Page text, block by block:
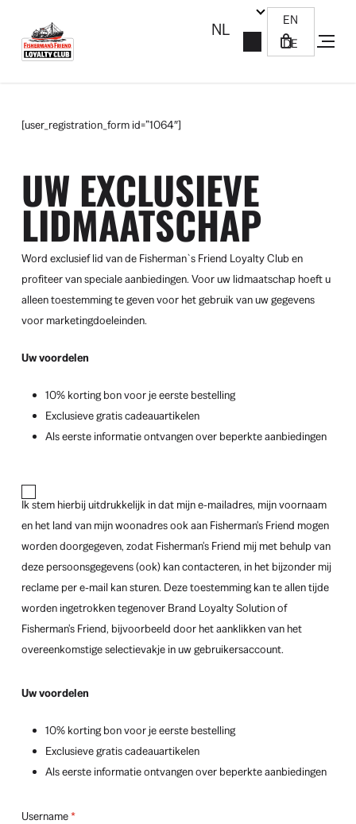
hoofdinhoud
menu
Winkelwagen
sluiten
[user_registration_form id=”1064″]
UW EXCLUSIEVE
LIDMAATSCHAP
Word exclusief lid van de Fisherman`s Friend Loyalty Club en
profiteer van speciale aanbiedingen. Voor uw lidmaatschap hoeft u
alleen toestemming te geven voor het gebruik van uw gegevens
voor marketingdoeleinden.
Uw voordelen
10% korting bon voor je eerste bestelling
Exclusieve gratis cadeauartikelen
Als eerste informatie ontvangen over beperkte aanbiedingen
Ik stem hierbij uitdrukkelijk in dat mijn e-mailadres, mijn voornaam
en het land van mijn woonadres ook aan Fisherman's Friend mogen
worden doorgegeven, zodat Fisherman's Friend mij met behulp van
deze persoonsgegevens (ook) kan contacteren, in het bijzonder mij
reclame per e-mail kan sturen. Deze toestemming kan te allen tijde
worden ingetrokken tegenover Brand Loyalty Solution of
Fisherman's Friend, bijvoorbeeld door het aanklikken van het
overeenkomstige selectievakje in uw gebruikersaccount.
Uw voordelen
10% korting bon voor je eerste bestelling
Exclusieve gratis cadeauartikelen
Als eerste informatie ontvangen over beperkte aanbiedingen
Username*